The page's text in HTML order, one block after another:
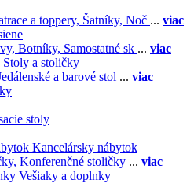
a toppery, Šatníky, Noč ... viac
Botníky, Samostatné sk ... viac
Stoly a stoličky
a barové stol ... viac
stoly
Kancelársky nábytok
Konferenčné stoličky ... viac
Vešiaky a doplnky